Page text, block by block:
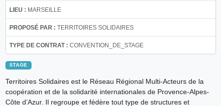
LIEU : MARSEILLE
PROPOSÉ PAR : TERRITOIRES SOLIDAIRES
TYPE DE CONTRAT : CONVENTION_DE_STAGE
STAGE
Territoires Solidaires est le Réseau Régional Multi-Acteurs de la
coopération et de la solidarité internationales de Provence-Alpes-
Côte d’Azur. Il regroupe et fédère tout type de structures et